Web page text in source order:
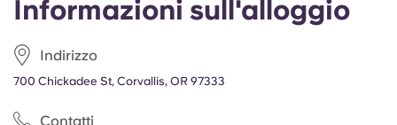
Informazioni sull'alloggio
Indirizzo
700 Chickadee St, Corvallis, OR 97333
Contatti